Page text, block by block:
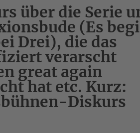
über die Serie
(Es
Drei), die das
verarscht
great again
hat etc. Kurz:
Diskurs